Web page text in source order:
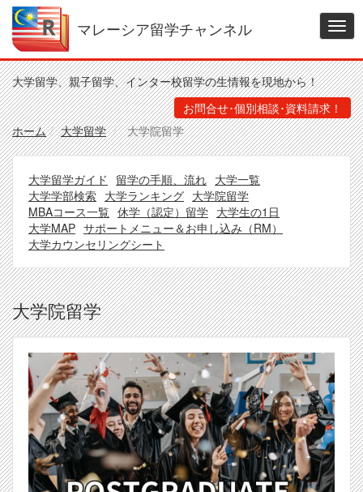
コ
ン
テ
ン
ツ
に
移
動
マレーシア留学チャンネル
大学留学、親子留学、インター校留学の生情報を現地から！
お問合せ･個別相談･資料請求！
ホーム
大学留学 大学院留学
menu
大学留学ガイド 留学の手順、流れ 大学一覧
大学学部検索 大学ランキング 大学院留学
MBAコース一覧 休学（認定）留学 大学生の1日
大学MAP サポートメニュー＆お申し込み（RM）
大学カウンセリングシート
大学院留学